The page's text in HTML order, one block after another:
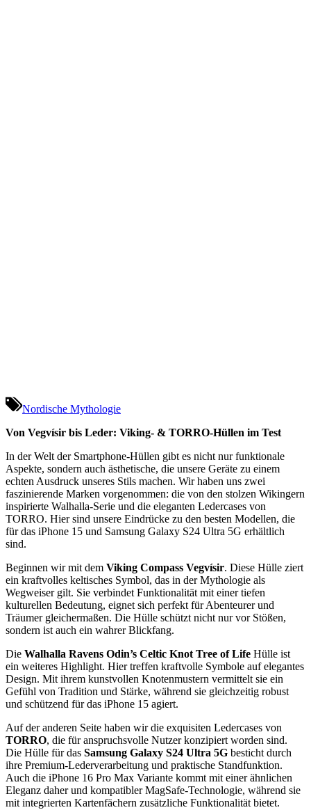
Nordische Mythologie
Von Vegvísir bis Leder: Viking- & TORRO-Hüllen im Test
In der Welt der Smartphone-Hüllen gibt es nicht nur funktionale
Aspekte, sondern auch ästhetische, die unsere Geräte zu einem
echten Ausdruck unseres Stils machen. Wir haben uns zwei
faszinierende Marken vorgenommen: die von den stolzen Wikingern
inspirierte Walhalla-Serie und die eleganten Ledercases von
TORRO. Hier sind unsere Eindrücke zu den besten Modellen, die
für das iPhone 15 und Samsung Galaxy S24 Ultra 5G erhältlich
sind.
Beginnen wir mit dem Viking Compass Vegvísir. Diese Hülle ziert
ein kraftvolles keltisches Symbol, das in der Mythologie als
Wegweiser gilt. Sie verbindet Funktionalität mit einer tiefen
kulturellen Bedeutung, eignet sich perfekt für Abenteurer und
Träumer gleichermaßen. Die Hülle schützt nicht nur vor Stößen,
sondern ist auch ein wahrer Blickfang.
Die Walhalla Ravens Odin’s Celtic Knot Tree of Life Hülle ist
ein weiteres Highlight. Hier treffen kraftvolle Symbole auf elegantes
Design. Mit ihrem kunstvollen Knotenmustern vermittelt sie ein
Gefühl von Tradition und Stärke, während sie gleichzeitig robust
und schützend für das iPhone 15 agiert.
Auf der anderen Seite haben wir die exquisiten Ledercases von
TORRO, die für anspruchsvolle Nutzer konzipiert worden sind.
Die Hülle für das Samsung Galaxy S24 Ultra 5G besticht durch
ihre Premium-Lederverarbeitung und praktische Standfunktion.
Auch die iPhone 16 Pro Max Variante kommt mit einer ähnlichen
Eleganz daher und kompatibler MagSafe-Technologie, während sie
mit integrierten Kartenfächern zusätzliche Funktionalität bietet.